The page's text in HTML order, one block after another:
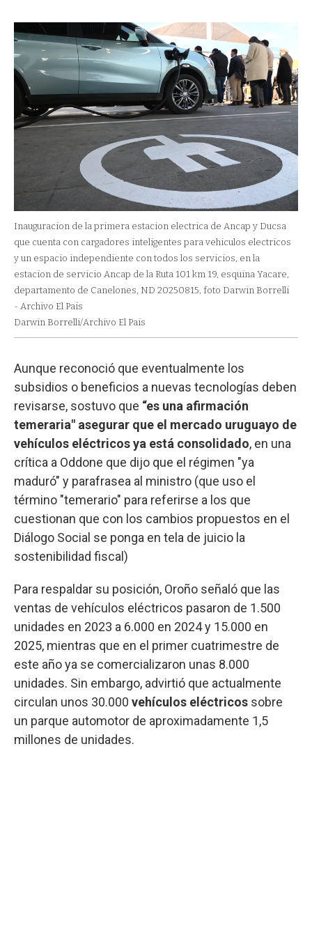
Inauguracion de la primera estacion electrica de Ancap y Ducsa
que cuenta con cargadores inteligentes para vehiculos electricos
y un espacio independiente con todos los servicios, en la
estacion de servicio Ancap de la Ruta 101 km 19, esquina Yacare,
departamento de Canelones, ND 20250815, foto Darwin Borrelli
- Archivo El Pais
Darwin Borrelli/Archivo El Pais
Aunque reconoció que eventualmente los
subsidios o beneficios a nuevas tecnologías deben
revisarse, sostuvo que “es una afirmación
temeraria" asegurar que el mercado uruguayo de
vehículos eléctricos ya está consolidado, en una
crítica a Oddone que dijo que el régimen "ya
maduró" y parafrasea al ministro (que uso el
término "temerario" para referirse a los que
cuestionan que con los cambios propuestos en el
Diálogo Social se ponga en tela de juicio la
sostenibilidad fiscal)
Para respaldar su posición, Oroño señaló que las
ventas de vehículos eléctricos pasaron de 1.500
unidades en 2023 a 6.000 en 2024 y 15.000 en
2025, mientras que en el primer cuatrimestre de
este año ya se comercializaron unas 8.000
unidades. Sin embargo, advirtió que actualmente
circulan unos 30.000 vehículos eléctricos sobre
un parque automotor de aproximadamente 1,5
millones de unidades.